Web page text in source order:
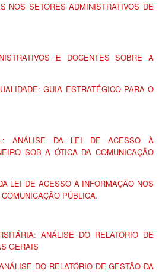
NOS SETORES ADMINISTRATIVOS DE
E DOCENTES SOBRE A
GUIA ESTRATÉGICO PARA O
ANÁLISE DA LEI DE ACESSO À
SOB A ÓTICA DA COMUNICAÇÃO
LEI DE ACESSO À INFORMAÇÃO NOS
PÚBLICA.
ANÁLISE DO RELATÓRIO DE
GERAIS
DO RELATÓRIO DE GESTÃO DA